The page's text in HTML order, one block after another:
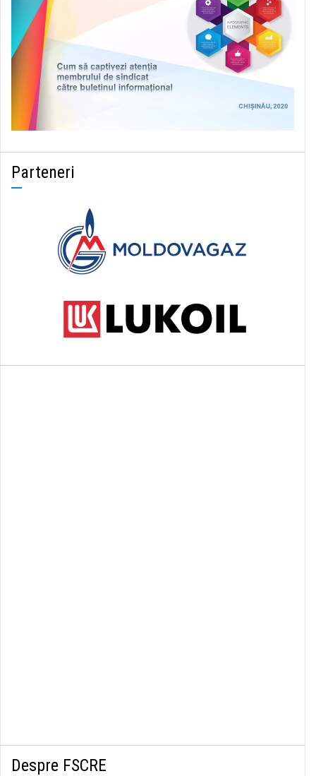
Parteneri
Despre FSCRE